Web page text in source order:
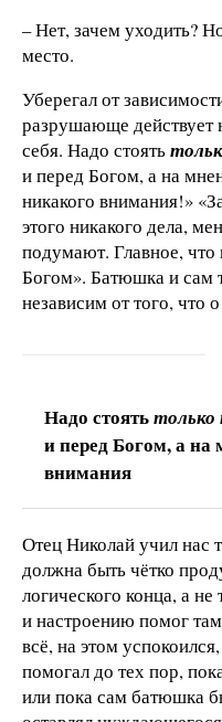
– Нет, зачем уходить?
место.
Уберегал от
разрушающе
себя. Надо стоять
и перед Богом, а на
никакого внимания!»
этого никакого дела,
подумают. Главное,
Богом». Батюшка и сам
независим от того, что
Надо стоятьтолько
и перед Богом, а
внимания
Отец Николай учил
должна быть чётко
логического конца, а
и настроению помог
всё, на этом
помогал до тех пор,
или пока сам батюшка